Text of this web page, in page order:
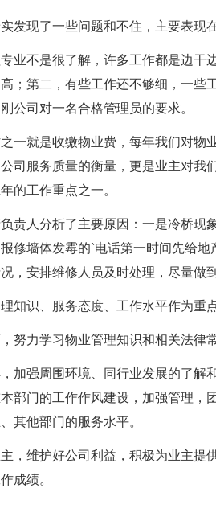
现了一些问题和不住，主要表现在
不是很了解，许多工作都是边干
；第二，有些工作还不够细，一些
公司对一名合格管理员的要求。
就是收缴物业费，每年我们对物
司服务质量的衡量，更是业主对我
的工作重点之一。
人分析了主要原因：一是冷桥现
修墙体发霉的`电话第一时间先给
，安排维修人员及时处理，尽量做
识、服务态度、工作水平作为重点
力学习物业管理知识和相关法律常
强周围环境、同行业发展的了解
部门的工作作风建设，加强管理，
其他部门的服务水平。
维护好公司利益，积极为业主提
成绩。